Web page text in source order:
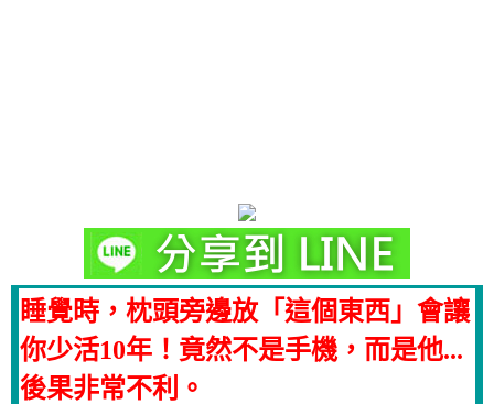
睡覺時，枕頭旁邊放「這個東西」會讓
你少活10年！竟然不是手機，而是他...
後果非常不利。